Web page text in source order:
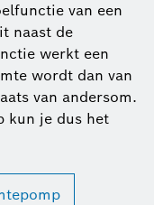
van een
naast de
werkt een
wordt dan van
van andersom.
kun je dus het